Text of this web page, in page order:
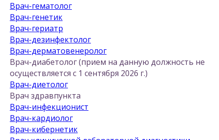
Врач-гематолог
Врач-генетик
Врач-гериатр
Врач-дезинфектолог
Врач-дерматовенеролог
Врач-диабетолог (прием на данную должность не
осуществляется с 1 сентября 2026 г.)
Врач-диетолог
Врач здравпункта
Врач-инфекционист
Врач-кардиолог
Врач-кибернетик